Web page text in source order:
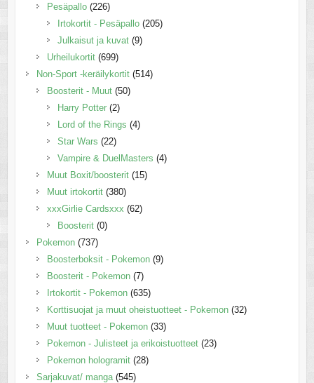
Pesäpallo (226)
Irtokortit - Pesäpallo (205)
Julkaisut ja kuvat (9)
Urheilukortit (699)
Non-Sport -keräilykortit (514)
Boosterit - Muut (50)
Harry Potter (2)
Lord of the Rings (4)
Star Wars (22)
Vampire & DuelMasters (4)
Muut Boxit/boosterit (15)
Muut irtokortit (380)
xxxGirlie Cardsxxx (62)
Boosterit (0)
Pokemon (737)
Boosterboksit - Pokemon (9)
Boosterit - Pokemon (7)
Irtokortit - Pokemon (635)
Korttisuojat ja muut oheistuotteet - Pokemon (32)
Muut tuotteet - Pokemon (33)
Pokemon - Julisteet ja erikoistuotteet (23)
Pokemon hologramit (28)
Sarjakuvat/ manga (545)